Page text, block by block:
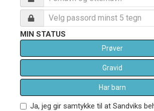
MIN STATUS
Prøver
Gravid
Har barn
Ja, jeg gir samtykke til at Sandviks